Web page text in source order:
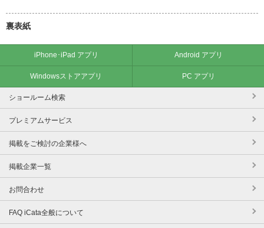
裏表紙
iPhone･iPad アプリ Android アプリ
Windowsストアアプリ PC アプリ
ショールーム検索
プレミアムサービス
掲載をご検討の企業様へ
掲載企業一覧
お問合わせ
FAQ iCata全般について